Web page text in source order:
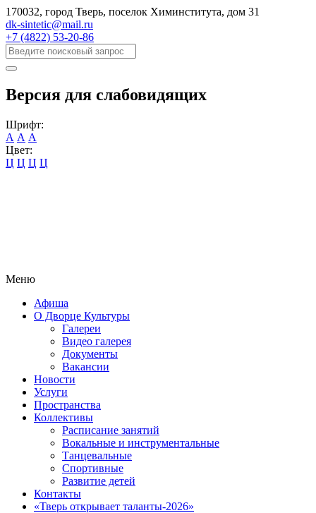
170032, город Тверь, поселок Химинститута, дом 31
dk-sintetic@mail.ru
+7 (4822) 53-20-86
Версия для слабовидящих
Шрифт:
А А А
Цвет:
Ц Ц Ц Ц
Меню
Афиша
О Дворце Культуры
Галереи
Видео галерея
Документы
Вакансии
Новости
Услуги
Пространства
Коллективы
Расписание занятий
Вокальные и инструментальные
Танцевальные
Спортивные
Развитие детей
Контакты
«Тверь открывает таланты-2026»